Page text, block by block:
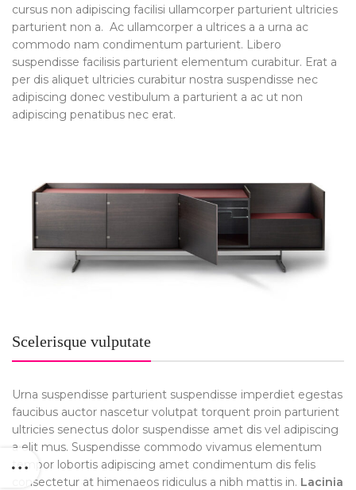
cursus non adipiscing facilisi ullamcorper parturient ultricies
parturient non a. Ac ullamcorper a ultrices a a urna ac
commodo nam condimentum parturient. Libero
suspendisse facilisis parturient elementum curabitur. Erat a
per dis aliquet ultricies curabitur nostra suspendisse nec
adipiscing donec vestibulum a parturient a ac ut non
adipiscing penatibus nec erat.
Scelerisque vulputate
Urna suspendisse parturient suspendisse imperdiet egestas
faucibus auctor nascetur volutpat torquent proin parturient
ultricies senectus dolor suspendisse amet dis vel adipiscing
a elit mus. Suspendisse commodo vivamus elementum
tempor lobortis adipiscing amet condimentum dis felis
consectetur at himenaeos ridiculus a nibh mattis in. Lacinia